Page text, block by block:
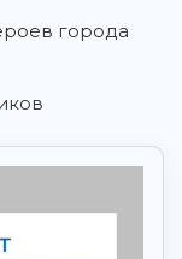
города